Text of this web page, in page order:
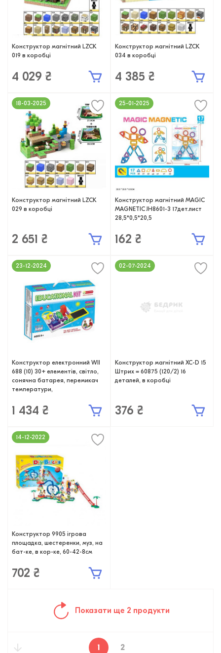
Конструктор магнітний LZCK
019 в коробці
4 029 ₴
Конструктор магнітний LZCK
034 в коробці
4 385 ₴
Конструктор магнітний LZCK
029 в коробці
2 651 ₴
18-03-2025
Конструктор магнітний MAGIC
MAGNETIC JH8601-3 17дет.лист
28,5*0,5*20,5
162 ₴
25-01-2025
Конструктор електронний WII
688 (10) 30+ елементів, світло,
сонячна батарея, перемикач
температури,
1 434 ₴
23-12-2024
Конструктор магнітний XC-D 15
Штрих = 60875 (120/2) 16
деталей, в коробці
376 ₴
02-07-2024
Конструктор 9905 ігрова
площадка, шестеренки, муз, на
бат-ке, в кор-ке, 60-42-8см
702 ₴
14-12-2022
Показати ще 2 продукти
1 2